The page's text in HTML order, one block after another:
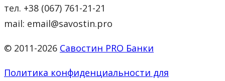
тел. +38 (067) 761-21-21
mail: email@savostin.pro
© 2011-2026 Савостин PRO Банки
Политика конфиденциальности для